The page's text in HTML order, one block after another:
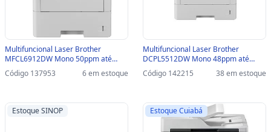
Multifuncional Laser Brother
MFCL6912DW Mono 50ppm até
1200dpi USB/REDE/WIFI -
MFCL6912DW
Código 137953 6 em estoque
Multifuncional Laser Brother
DCPL5512DW Mono 48ppm até
1200dpi USB/REDE/WIFI -
DCPL5512DW
Código 142215 38 em estoque
Estoque SINOP Estoque Cuiabá